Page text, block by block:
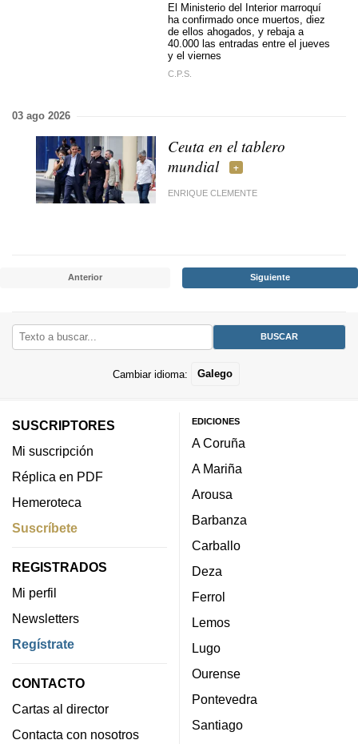
El Ministerio del Interior marroquí
ha confirmado once muertos, diez
de ellos ahogados, y rebaja a
40.000 las entradas entre el jueves
y el viernes
C.P.S.
03 ago 2026
Ceuta en el tablero
mundial
ENRIQUE CLEMENTE
Anterior Siguiente
Cambiar idioma: Galego
SUSCRIPTORES
Mi suscripción
Réplica en PDF
Hemeroteca
Suscríbete
REGISTRADOS
Mi perfil
Newsletters
Regístrate
CONTACTO
Cartas al director
Contacta con nosotros
EDICIONES
A Coruña
A Mariña
Arousa
Barbanza
Carballo
Deza
Ferrol
Lemos
Lugo
Ourense
Pontevedra
Santiago